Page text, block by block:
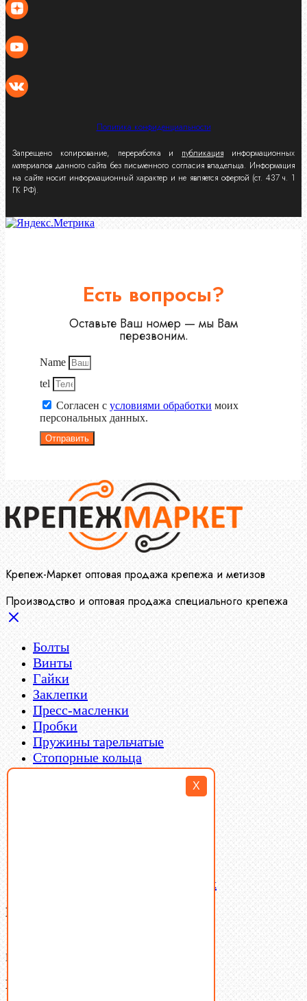
X
Политика конфиденциальности
Запрещено копирование, переработка и публикация информационных
материалов данного сайта без письменного согласия владельца. Информация
на сайте носит информационный характер и не является офертой (ст. 437 ч. 1
ГК РФ).
Есть вопросы?
Оставьте Ваш номер — мы Вам
перезвоним.
Name
tel
Согласен с условиями обработки моих
персональных данных.
Отправить
Крепеж-Маркет оптовая продажа крепежа и метизов
Производство и оптовая продажа специального крепежа
Болты
Винты
Гайки
Заклепки
Пресс-масленки
Пробки
Пружины тарельчатые
Стопорные кольца
Такелаж
Латунный и бронзовый крепеж
Ваша корзина
В корзине нет товаров.
Поиск